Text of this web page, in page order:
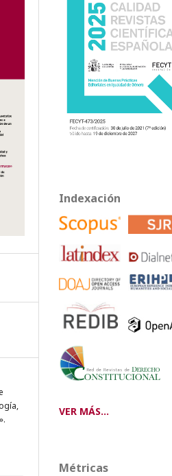
Indexación
VER MÁS...
Métricas